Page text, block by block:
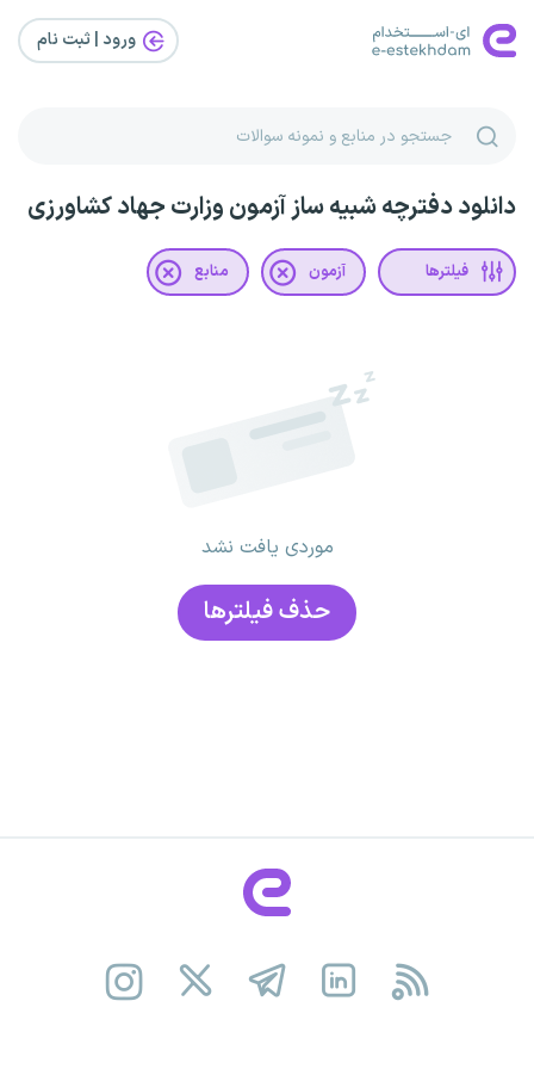
ورود | ثبت‌ نام
دانلود دفترچه شبیه ساز آزمون وزارت جهاد کشاورزی
فیلترها آزمون منابع
موردی یافت نشد
حذف فیلتر‌ها